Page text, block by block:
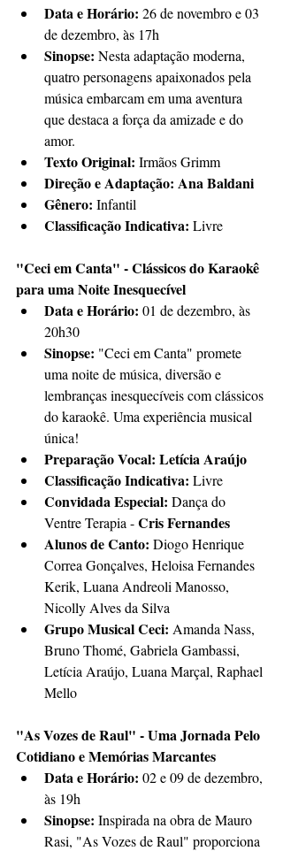
Data e Horário: 26 de novembro e 03
de dezembro, às 17h
Sinopse: Nesta adaptação moderna,
quatro personagens apaixonados pela
música embarcam em uma aventura
que destaca a força da amizade e do
amor.
Texto Original: Irmãos Grimm
Direção e Adaptação: Ana Baldani
Gênero: Infantil
Classificação Indicativa: Livre
"Ceci em Canta" - Clássicos do Karaokê
para uma Noite Inesquecível
Data e Horário: 01 de dezembro, às
20h30
Sinopse: "Ceci em Canta" promete
uma noite de música, diversão e
lembranças inesquecíveis com clássicos
do karaokê. Uma experiência musical
única!
Preparação Vocal: Letícia Araújo
Classificação Indicativa: Livre
Convidada Especial: Dança do
Ventre Terapia - Cris Fernandes
Alunos de Canto: Diogo Henrique
Correa Gonçalves, Heloisa Fernandes
Kerik, Luana Andreoli Manosso,
Nicolly Alves da Silva
Grupo Musical Ceci: Amanda Nass,
Bruno Thomé, Gabriela Gambassi,
Letícia Araújo, Luana Marçal, Raphael
Mello
"As Vozes de Raul" - Uma Jornada Pelo
Cotidiano e Memórias Marcantes
Data e Horário: 02 e 09 de dezembro,
às 19h
Sinopse: Inspirada na obra de Mauro
Rasi, "As Vozes de Raul" proporciona